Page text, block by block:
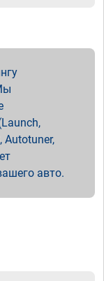
Autotuner,
авто.